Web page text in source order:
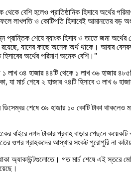
বেশি হলেও প্রাতিষ্ঠানিক হিসাবে অর্থের
লাখপতি ও কোটিপতি হিসাবেই আমানতের বড়
প্রান্তিক শেষে ব্যাংক হিসাব ও তাতে জমা
যাদের কাছে অনেক অর্থ থাকে। আবার
অর্থের পরিমাণ অনেক বেশি।"
৩৪ হাজার ৪৪টি থেকে ১ লাখ ৩৬ হাজার
মার্চ শেষে ২ হাজার ৭৪টি হিসাবে ৩ লাখ
ডিসেম্বর শেষে ৩৯ হাজার ১০ কোটি টাকা
বাইরে নগদ টাকার প্রবাহ বাড়ার পেছনে
ওপর গ্রাহকদের আস্থার সংকট পুরোপুরি না
অ্যাকাউন্টগুলোতে। গত মার্চ শেষে এই স্তরে